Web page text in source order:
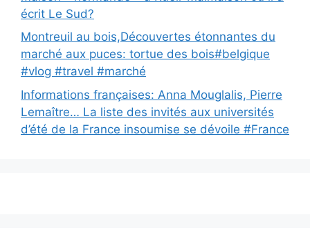
écrit Le Sud?
Montreuil au bois,Découvertes étonnantes du
marché aux puces: tortue des bois#belgique
#vlog #travel #marché
Informations françaises: Anna Mouglalis, Pierre
Lemaître… La liste des invités aux universités
d’été de la France insoumise se dévoile #France